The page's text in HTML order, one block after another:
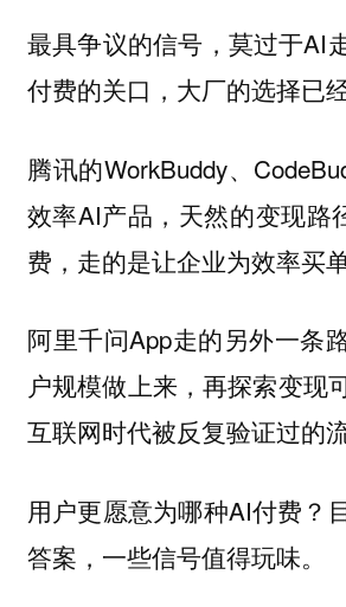
最具争议的信号，莫过于AI
付费的关口，大厂的选择已
腾讯的WorkBuddy、
效率AI产品，天然的变现路
费，走的是让企业为效率买
阿里千问App走的另外一条
户规模做上来，再探索变现
互联网时代被反复验证过的
用户更愿意为哪种AI付费？
答案，一些信号值得玩味。